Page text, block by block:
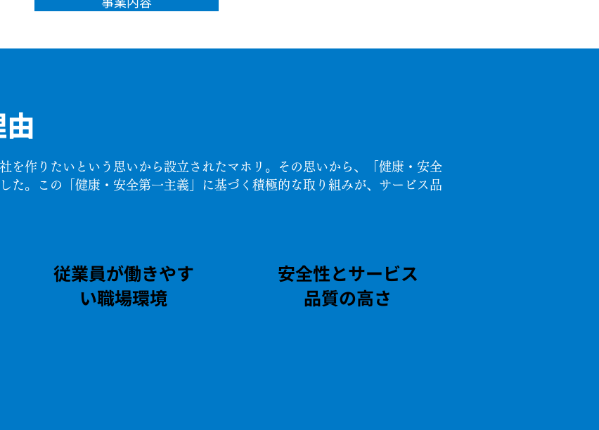
を作りたいという思いから設立されたマホリ。その思いから、「健康・安全
た。この「健康・安全第一主義」に基づく積極的な取り組みが、サービス品
従業員が働きやす
い職場環境
安全性とサービス
品質の高さ